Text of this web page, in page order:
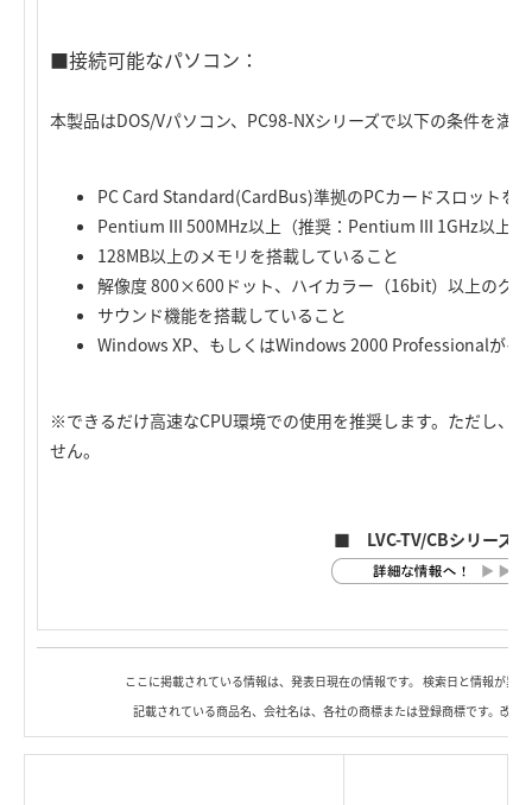
■接続可能なパソコン：
本製品はDOS/Vパソコン、PC98-NXシリーズで以下の条件を満
PC Card Standard(CardBus)準拠のPCカードスロットを
Pentium III 500MHz以上（推奨：Pentium III 1GHz以上
128MB以上のメモリを搭載していること
解像度 800×600ドット、ハイカラー（16bit）以上のグ
サウンド機能を搭載していること
Windows XP、もしくはWindows 2000 Professionalがイ
※できるだけ高速なCPU環境での使用を推奨します。ただし、
せん。
■ LVC-TV/CBシリー
ここに掲載されている情報は、発表日現在の情報です。 検索日と情報が異
記載されている商品名、会社名は、各社の商標または登録商標です。改